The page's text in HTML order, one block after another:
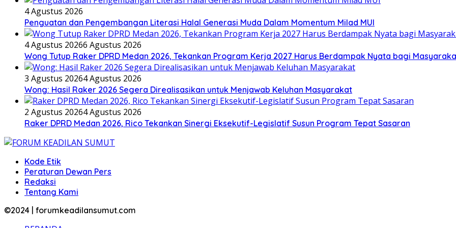
4 Agustus 2026
Penguatan dan Pengembangan Literasi Halal Generasi Muda Dalam Momentum Milad MUI
4 Agustus 20266 Agustus 2026
Wong Tutup Raker DPRD Medan 2026, Tekankan Program Kerja 2027 Harus Berdampak Nyata bagi
3 Agustus 20264 Agustus 2026
Wong: Hasil Raker 2026 Segera Direalisasikan untuk Menjawab Keluhan Masyarakat
2 Agustus 20264 Agustus 2026
Raker DPRD Medan 2026, Rico Tekankan Sinergi Eksekutif-Legislatif Susun Program Tepat Sasaran
Kode Etik
Peraturan Dewan Pers
Redaksi
Tentang Kami
©2024 | forumkeadilansumut.com